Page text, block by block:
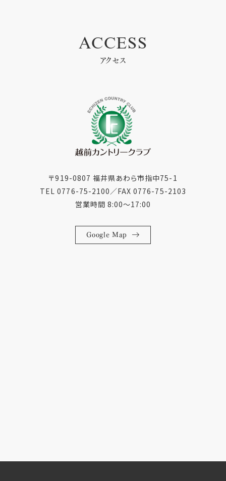
ACCESS
アクセス
〒919-0807 福井県あわら市指中75-1
TEL 0776-75-2100／FAX 0776-75-2103
営業時間 8:00〜17:00
Google Map